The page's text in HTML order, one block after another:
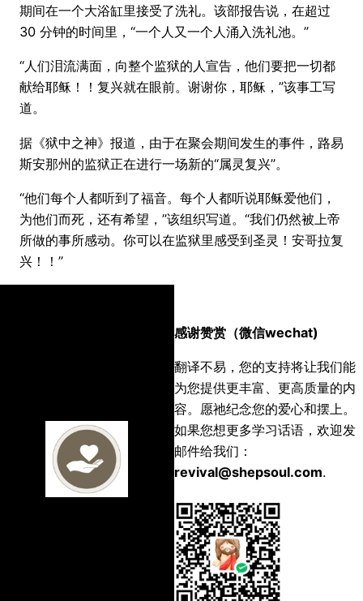
期间在一个大浴缸里接受了洗礼。该部报告说，在超过
30 分钟的时间里，“一个人又一个人涌入洗礼池。”
“人们泪流满面，向整个监狱的人宣告，他们要把一切都
献给耶稣！！复兴就在眼前。谢谢你，耶稣，”该事工写
道。
据《狱中之神》报道，由于在聚会期间发生的事件，路易
斯安那州的监狱正在进行一场新的“属灵复兴”。
“他们每个人都听到了福音。每个人都听说耶稣爱他们，
为他们而死，还有希望，”该组织写道。“我们仍然被上帝
所做的事所感动。你可以在监狱里感受到圣灵！安哥拉复
兴！！”
感谢赞赏（微信wechat)
翻译不易，您的支持将让我们能
为您提供更丰富、更高质量的内
容。愿祂纪念您的爱心和摆上。
如果您想更多学习话语，欢迎发
邮件给我们：
revival@shepsoul.com.